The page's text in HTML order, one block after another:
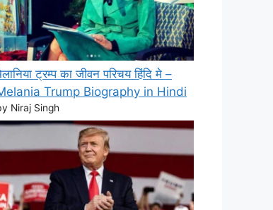
ट्रम्प का जीवन परिचय हिंदि मे –
Trump Biography in Hindi
Niraj Singh